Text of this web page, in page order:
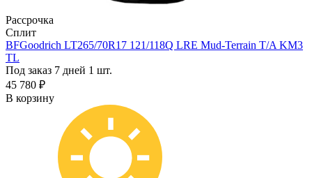
Рассрочка
Сплит
BFGoodrich LT265/70R17 121/118Q LRE Mud-Terrain T/A KM3
TL
Под заказ 7 дней 1 шт.
45 780 ₽
В корзину